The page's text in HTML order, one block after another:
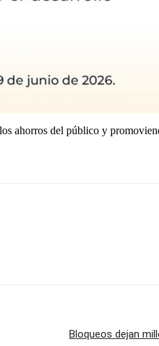
ahorros del público y
Bloqueos dejan